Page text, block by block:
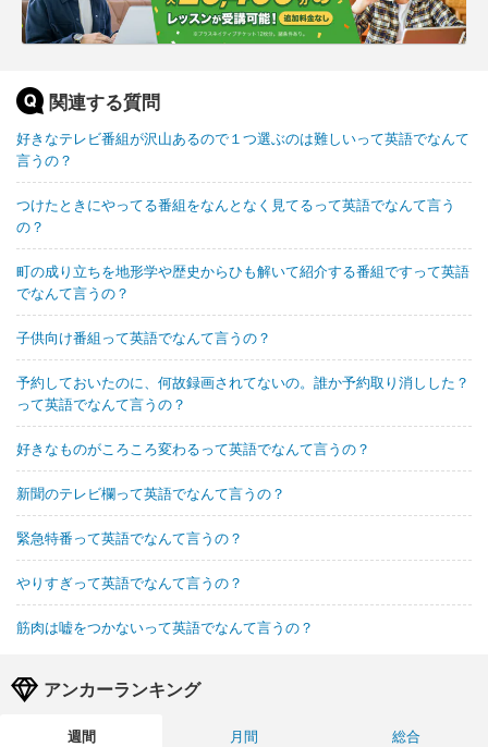
関連する質問
好きなテレビ番組が沢山あるので１つ選ぶのは難しいって英語でなんて
言うの？
つけたときにやってる番組をなんとなく見てるって英語でなんて言う
の？
町の成り立ちを地形学や歴史からひも解いて紹介する番組ですって英語
でなんて言うの？
子供向け番組って英語でなんて言うの？
予約しておいたのに、何故録画されてないの。誰か予約取り消しした？
って英語でなんて言うの？
好きなものがころころ変わるって英語でなんて言うの？
新聞のテレビ欄って英語でなんて言うの？
緊急特番って英語でなんて言うの？
やりすぎって英語でなんて言うの？
筋肉は嘘をつかないって英語でなんて言うの？
アンカーランキング
週間 月間
総合